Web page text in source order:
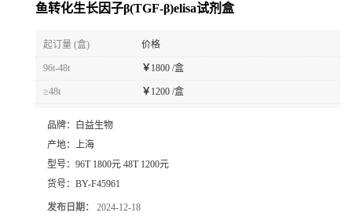
鱼转化生长因子β(TGF-β)elisa试剂盒
起订量 (盒) 价格
96t-48t ￥ 1800 /盒
≥48t ￥ 1200 /盒
品牌：
白益生物
产地： 上海
型号： 96T 1800元 48T 1200元
货号： BY-F45961
发布日期： 2024-12-18